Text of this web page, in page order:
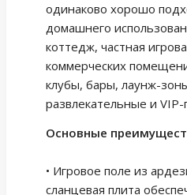
одинаково хорошо
домашнего
коттедж, частная
коммерческих
клубы, бары, лаунж-
развлекательные и VIP-
Основные
• Игровое поле из
сланцевая плита